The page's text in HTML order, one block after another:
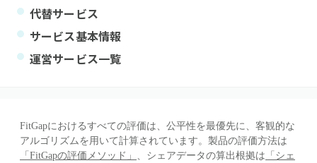
代替サービス
サービス基本情報
運営サービス一覧
FitGapにおけるすべての評価は、公平性を最優先に、客観的な
アルゴリズムを用いて計算されています。製品の評価方法は
「FitGapの評価メソッド」 、シェアデータの算出根拠は 「シェ